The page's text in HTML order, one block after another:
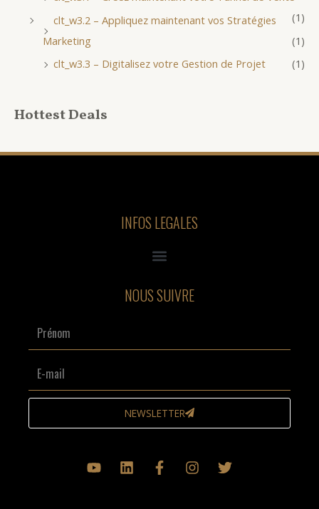
(1)
clt_w3.2 – Appliquez maintenant vos Stratégies
Marketing
(1)
clt_w3.3 – Digitalisez votre Gestion de Projet
(1)
Hottest Deals
INFOS LEGALES
NOUS SUIVRE
Prénom
mail
NEWSLETTER
u n
a
c s i